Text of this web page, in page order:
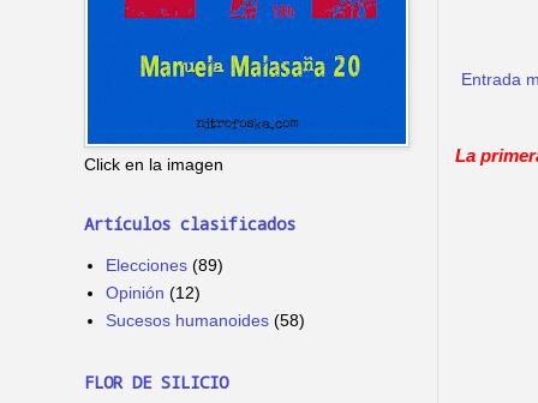
Entrada
La
Click en la imagen
Artículos clasificados
Elecciones (89)
Opinión (12)
Sucesos humanoides (58)
FLOR DE SILICIO